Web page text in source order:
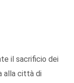
il sacrificio dei
alla città di